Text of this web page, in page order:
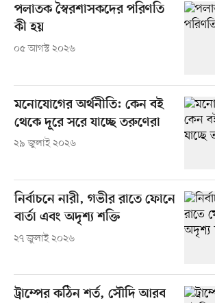
পলাতক স্বৈরশাসকদের পরিণতি
কী হয়
০৫ আগস্ট ২০২৬
মনোযোগের অর্থনীতি: কেন বই
থেকে দূরে সরে যাচ্ছে তরুণেরা
২৯ জুলাই ২০২৬
নির্বাচনে নারী, গভীর রাতে ফোনে
বার্তা এবং অদৃশ্য শক্তি
২৭ জুলাই ২০২৬
ট্রাম্পের কঠিন শর্ত, সৌদি আরব